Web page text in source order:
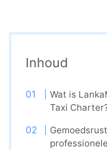
Inhoud
Wat is
Taxi